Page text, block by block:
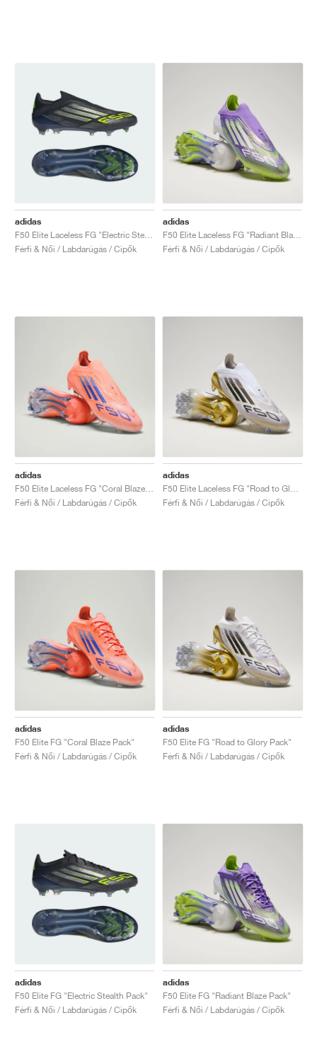
adidas
Férfi & Női / Labdarúgás / Cipők
adidas
Férfi & Női / Labdarúgás / Cipők
adidas
Férfi & Női / Labdarúgás / Cipők
adidas
Férfi & Női / Labdarúgás / Cipők
adidas
F50 Elite FG "Coral Blaze Pack"
Férfi & Női / Labdarúgás / Cipők
adidas
F50 Elite FG "Road to Glory Pack"
Férfi & Női / Labdarúgás / Cipők
adidas
F50 Elite FG "Electric Stealth Pack"
Férfi & Női / Labdarúgás / Cipők
adidas
F50 Elite FG "Radiant Blaze Pack"
Férfi & Női / Labdarúgás / Cipők